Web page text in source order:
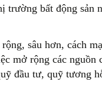
bất động sản
sâu hơn, cách
mở rộng các nguồn
đầu tư, quỹ tương